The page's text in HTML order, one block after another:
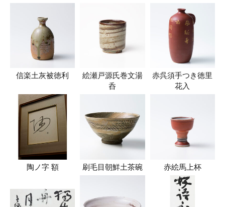
信楽土灰被徳利
絵瀬戸源氏巻文湯
呑
赤呉須手つき徳里
花入
陶ノ字 額 刷毛目朝鮮土茶碗 赤絵馬上杯